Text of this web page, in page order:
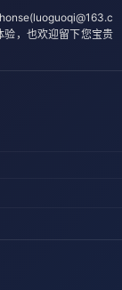
验，也欢迎留下您宝贵